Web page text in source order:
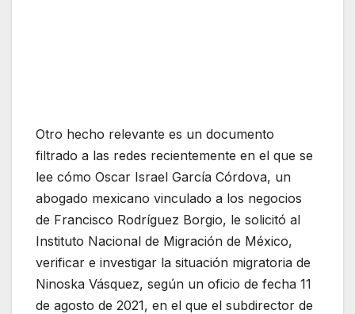
Otro hecho relevante es un documento
filtrado a las redes recientemente en el que se
lee cómo Oscar Israel García Córdova, un
abogado mexicano vinculado a los negocios
de Francisco Rodríguez Borgio, le solicitó al
Instituto Nacional de Migración de México,
verificar e investigar la situación migratoria de
Ninoska Vásquez, según un oficio de fecha 11
de agosto de 2021, en el que el subdirector de